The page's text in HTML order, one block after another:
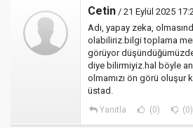
Cetin / 21 Eylül 2025
Adı, yapay zeka,
olabiliriz.bilgi toplama
görüyor
diye bilirmiyiz.hal böyle
olmamızı ön görü oluşur
üstad.
Yanıtla (0) (0)